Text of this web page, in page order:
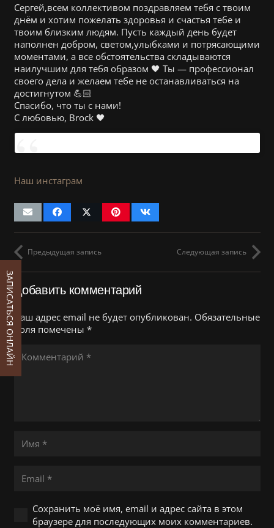
Сергей,всем коллективом поздравляем тебя с твоим
днём и хотим пожелать здоровья и счастья тебе и
твоим близким людям. Пусть каждый день будет
наполнен добром, светом,улыбками и потрясающими
моментами, а все обстоятельства складываются
наилучшим для тебя образом 🖤 Ты — профессионал
своего дела и желаем тебе не останавливаться на
достигнутом 💪🏻
Спасибо, что ты с нами!
С любовью, Brock 🖤
Наш инстаграм
Предыдущая запись Следующая запись
Добавить комментарий
Ваш адрес email не будет опубликован. Обязательные
поля помечены *
Сохранить моё имя, email и адрес сайта в этом
браузере для последующих моих комментариев.
ЗАПИСАТЬСЯ ОНЛАЙН